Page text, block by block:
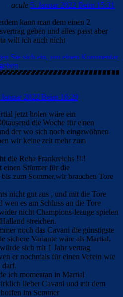
acule 5. Januar 2022 Beim 15:31
kann man dem einen 2
geben und alles passt aber
will ich auch nicht
Sie sich ein, um einen Kommentar
Januar 2022 Beim 16:29
jetzt holen wäre ein
die Woche für einen
der wo sich noch eingewöhnen
wir keine zeit mehr zum
die Reha Frankreichs !!!!
einen Stürmer für die
zum Sommer,wir brauchen Tore
nicht gut aus , und mit die Tore
wen es am Schluss an die Tore
nicht Champions-leauge spielen
streichen.
noch das Cavani die günstigste
sichere Variante wäre als Martial.
sich mit 1 Jahr vertrag
er nochmals für einen Verein wie
darf.
ich momentan in Martial
lieber Cavani und mit dem
im Sommer